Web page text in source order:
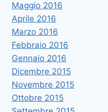
Maggio 2016
Aprile 2016
Marzo 2016
Febbraio 2016
Gennaio 2016
Dicembre 2015
Novembre 2015
Ottobre 2015